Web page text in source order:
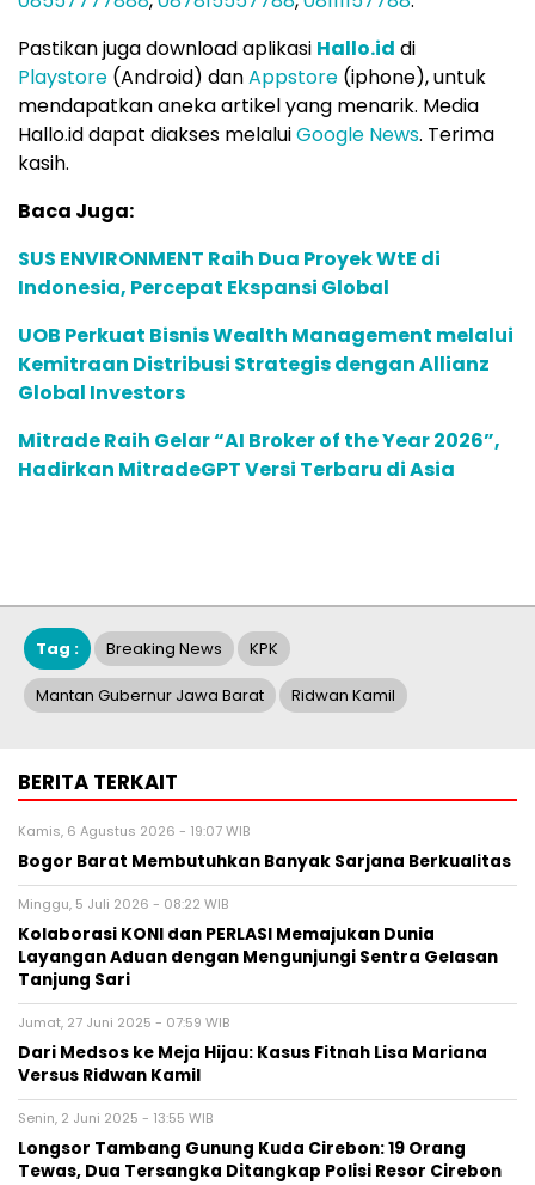
Pastikan juga download aplikasi Hallo.id di
Playstore (Android) danAppstore (iphone), untuk
mendapatkan aneka artikel yang menarik. Media
Hallo.id dapat diakses melaluiGoogle News. Terima
kasih.
Baca Juga:
SUS ENVIRONMENT Raih Dua Proyek WtE di
Indonesia, Percepat Ekspansi Global
UOB Perkuat Bisnis Wealth Management melalui
Kemitraan Distribusi Strategis dengan Allianz
Global Investors
Mitrade Raih Gelar “AI Broker of the Year 2026”,
Hadirkan MitradeGPT Versi Terbaru di Asia
Tag : Breaking News KPK
Mantan Gubernur Jawa Barat Ridwan Kamil
BERITA TERKAIT
Kamis, 6 Agustus 2026 - 19:07 WIB
Bogor Barat Membutuhkan Banyak Sarjana Berkualitas
Minggu, 5 Juli 2026 - 08:22 WIB
Kolaborasi KONI dan PERLASI Memajukan Dunia
Layangan Aduan dengan Mengunjungi Sentra Gelasan
Tanjung Sari
Jumat, 27 Juni 2025 - 07:59 WIB
Dari Medsos ke Meja Hijau: Kasus Fitnah Lisa Mariana
Versus Ridwan Kamil
Senin, 2 Juni 2025 - 13:55 WIB
Longsor Tambang Gunung Kuda Cirebon: 19 Orang
Tewas, Dua Tersangka Ditangkap Polisi Resor Cirebon